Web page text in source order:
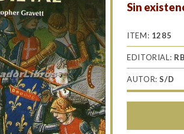
Sin
ITEM: 1285
EDITORIAL:
AUTOR:S/D